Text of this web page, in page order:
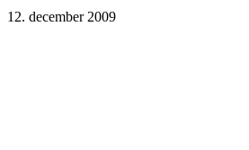
12. december 2009